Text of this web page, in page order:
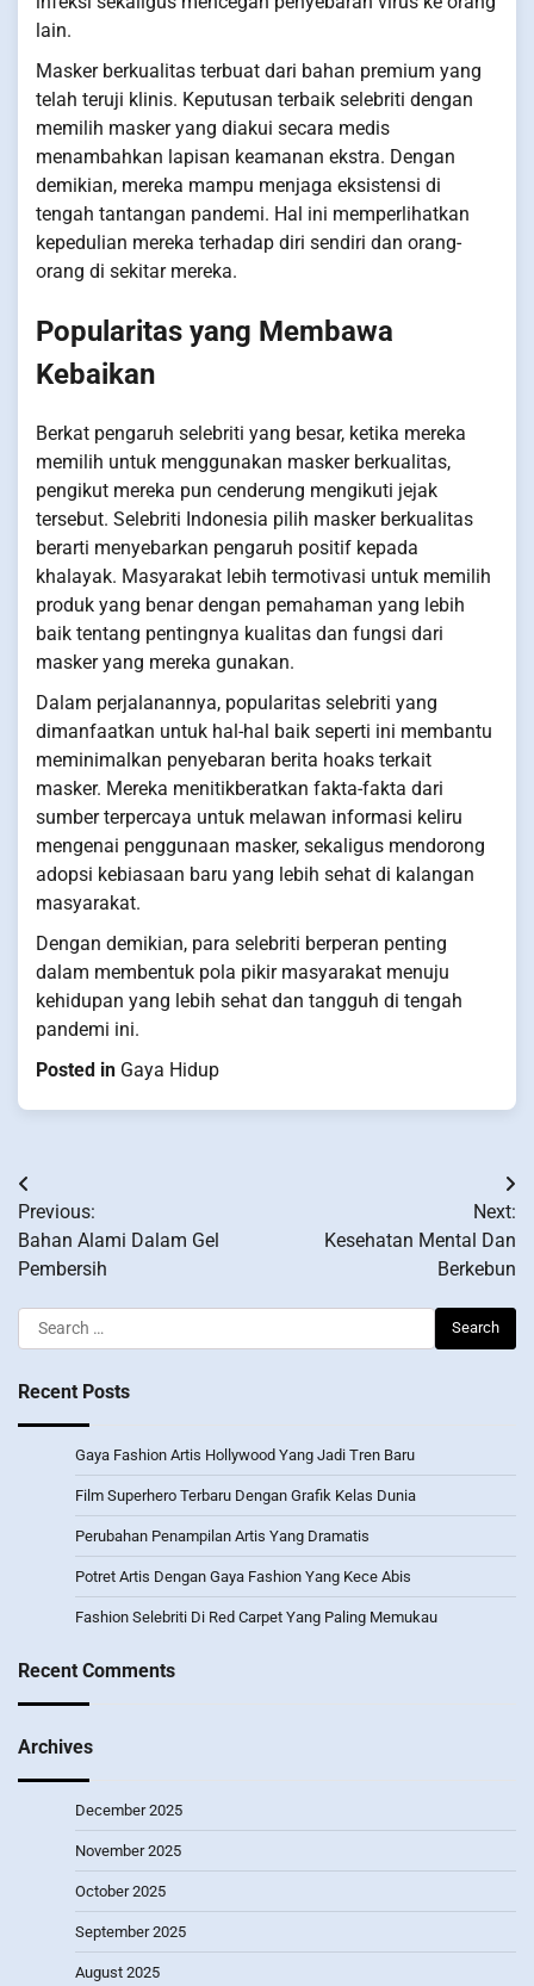
lain.
Masker berkualitas terbuat dari bahan premium yang
telah teruji klinis. Keputusan terbaik selebriti dengan
memilih masker yang diakui secara medis
menambahkan lapisan keamanan ekstra. Dengan
demikian, mereka mampu menjaga eksistensi di
tengah tantangan pandemi. Hal ini memperlihatkan
kepedulian mereka terhadap diri sendiri dan orang-
orang di sekitar mereka.
Popularitas yang Membawa
Kebaikan
Berkat pengaruh selebriti yang besar, ketika mereka
memilih untuk menggunakan masker berkualitas,
pengikut mereka pun cenderung mengikuti jejak
tersebut. Selebriti Indonesia pilih masker berkualitas
berarti menyebarkan pengaruh positif kepada
khalayak. Masyarakat lebih termotivasi untuk memilih
produk yang benar dengan pemahaman yang lebih
baik tentang pentingnya kualitas dan fungsi dari
masker yang mereka gunakan.
Dalam perjalanannya, popularitas selebriti yang
dimanfaatkan untuk hal-hal baik seperti ini membantu
meminimalkan penyebaran berita hoaks terkait
masker. Mereka menitikberatkan fakta-fakta dari
sumber terpercaya untuk melawan informasi keliru
mengenai penggunaan masker, sekaligus mendorong
adopsi kebiasaan baru yang lebih sehat di kalangan
masyarakat.
Dengan demikian, para selebriti berperan penting
dalam membentuk pola pikir masyarakat menuju
kehidupan yang lebih sehat dan tangguh di tengah
pandemi ini.
Posted in Gaya Hidup
Post
navigation
Previous:
Bahan Alami Dalam Gel
Pembersih
Next:
Kesehatan Mental Dan
Berkebun
Search
for:
Recent Posts
Gaya Fashion Artis Hollywood Yang Jadi Tren Baru
Film Superhero Terbaru Dengan Grafik Kelas Dunia
Perubahan Penampilan Artis Yang Dramatis
Potret Artis Dengan Gaya Fashion Yang Kece Abis
Fashion Selebriti Di Red Carpet Yang Paling Memukau
Recent Comments
Archives
December 2025
November 2025
October 2025
September 2025
August 2025